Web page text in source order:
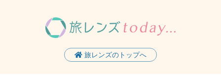
旅レンズのトップへ